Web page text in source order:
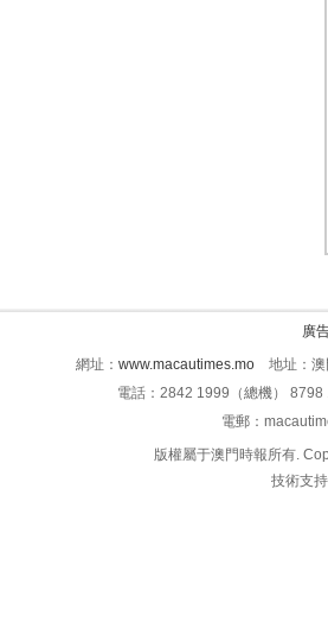
廣
網址： www.macautimes.mo 地址：澳
電話：2842 1999（總機）
電郵：
版權屬于澳門時報所有.
技術支